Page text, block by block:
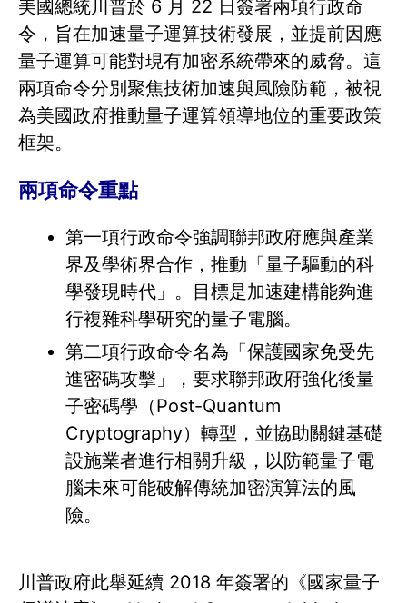
美國總統川普於 6 月 22 日簽署兩項行政命
令，旨在加速量子運算技術發展，並提前因應
量子運算可能對現有加密系統帶來的威脅。這
兩項命令分別聚焦技術加速與風險防範，被視
為美國政府推動量子運算領導地位的重要政策
框架。
兩項命令重點
第一項行政命令強調聯邦政府應與產業
界及學術界合作，推動「量子驅動的科
學發現時代」。目標是加速建構能夠進
行複雜科學研究的量子電腦。
第二項行政命令名為「保護國家免受先
進密碼攻擊」，要求聯邦政府強化後量
子密碼學（Post-Quantum
Cryptography）轉型，並協助關鍵基礎
設施業者進行相關升級，以防範量子電
腦未來可能破解傳統加密演算法的風
險。
川普政府此舉延續 2018 年簽署的《國家量子